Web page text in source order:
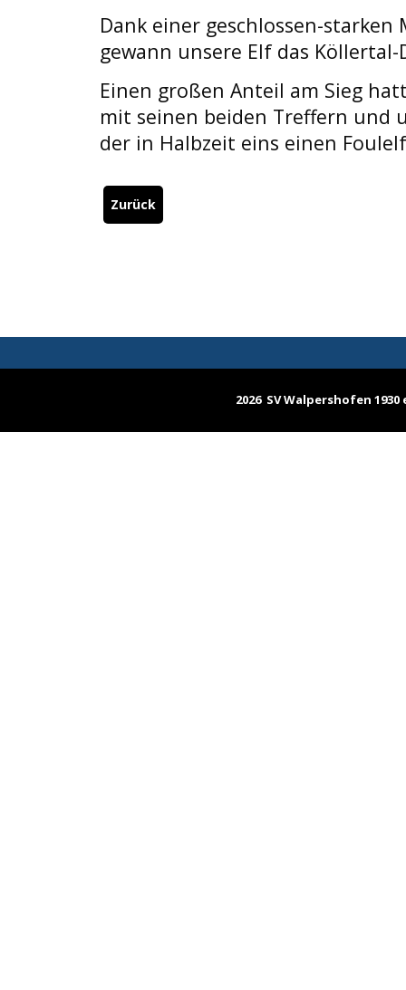
Dank einer geschlossen-
gewann unsere Elf das
Einen großen Anteil am Sieg
mit seinen beiden Treffern und
der in Halbzeit eins einen
Zurück
2026 SV Walpershofen